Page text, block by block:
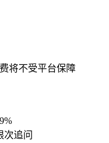
将不受平台保障
次追问